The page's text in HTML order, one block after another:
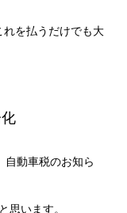
れを払うだけでも大
自動車税のお知ら
思います。